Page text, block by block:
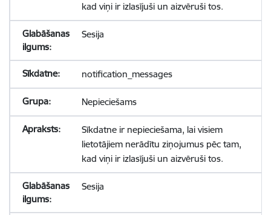
kad viņi ir izlasījuši un aizvēruši tos.
Sesija
notification_messages
Nepieciešams
Sīkdatne ir nepieciešama, lai visiem
lietotājiem nerādītu ziņojumus pēc tam,
kad viņi ir izlasījuši un aizvēruši tos.
Sesija